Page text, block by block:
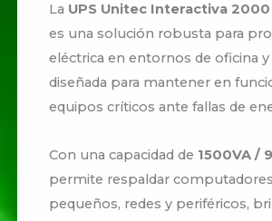
La UPS Unitec Interactiva
es una solución robusta para
eléctrica en entornos de oficina y
diseñada para mantener en
equipos críticos ante fallas de
Con una capacidad de 1500VA /
permite respaldar
pequeños, redes y periféricos,